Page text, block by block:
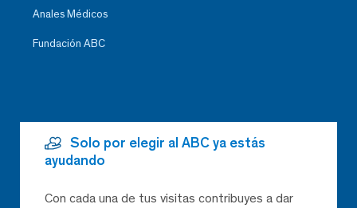
Anales Médicos
Fundación ABC
Solo por elegir al ABC ya estás
ayudando
Con cada una de tus visitas contribuyes a dar